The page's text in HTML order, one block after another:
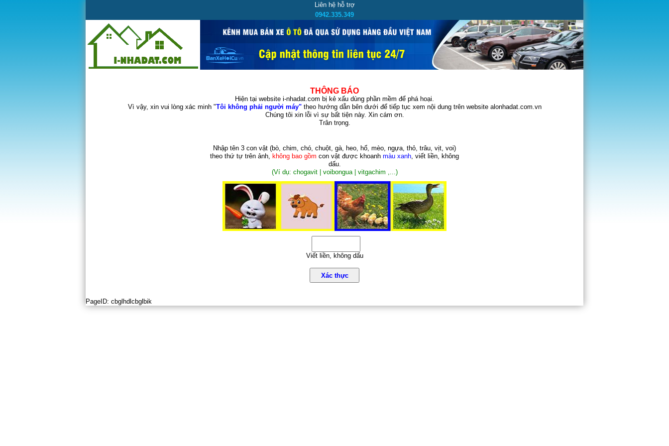
Liên hệ hỗ trợ
0942.335.349
THÔNG BÁO
Hiện tại website i-nhadat.com bị kẻ xấu dùng phần mềm để phá hoại.
Vì vậy, xin vui lòng xác minh "Tôi không phải người máy"theo hướng dẫn bên dưới để tiếp tục xem nội dung trên website alonhadat.com.vn
Chúng tôi xin lỗi vì sự bất tiện này. Xin cám ơn.
Trân trọng.
Nhập tên 3 con vật (bò, chim, chó, chuột, gà, heo, hổ, mèo, ngựa, thỏ, trâu, vịt, voi)
theo thứ tự trên ảnh, không bao gồm con vật được khoanh màu xanh, viết liền, không
dấu.
(Ví dụ: chogavit | voibongua | vitgachim ,...)
Viết liền, không dấu
Xác thực
PageID: cbglhdlcbglbik